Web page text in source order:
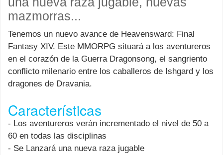
mazmorras...
Tenemos un nuevo avance de Heavensward: Final
Fantasy XIV. Este MMORPG situará a los aventureros
en el corazón de la Guerra Dragonsong, el sangriento
conflicto milenario entre los caballeros de Ishgard y los
dragones de Dravania.
Características
- Los aventureros verán incrementado el nivel de 50 a
60 en todas las disciplinas
- Se Lanzará una nueva raza jugable